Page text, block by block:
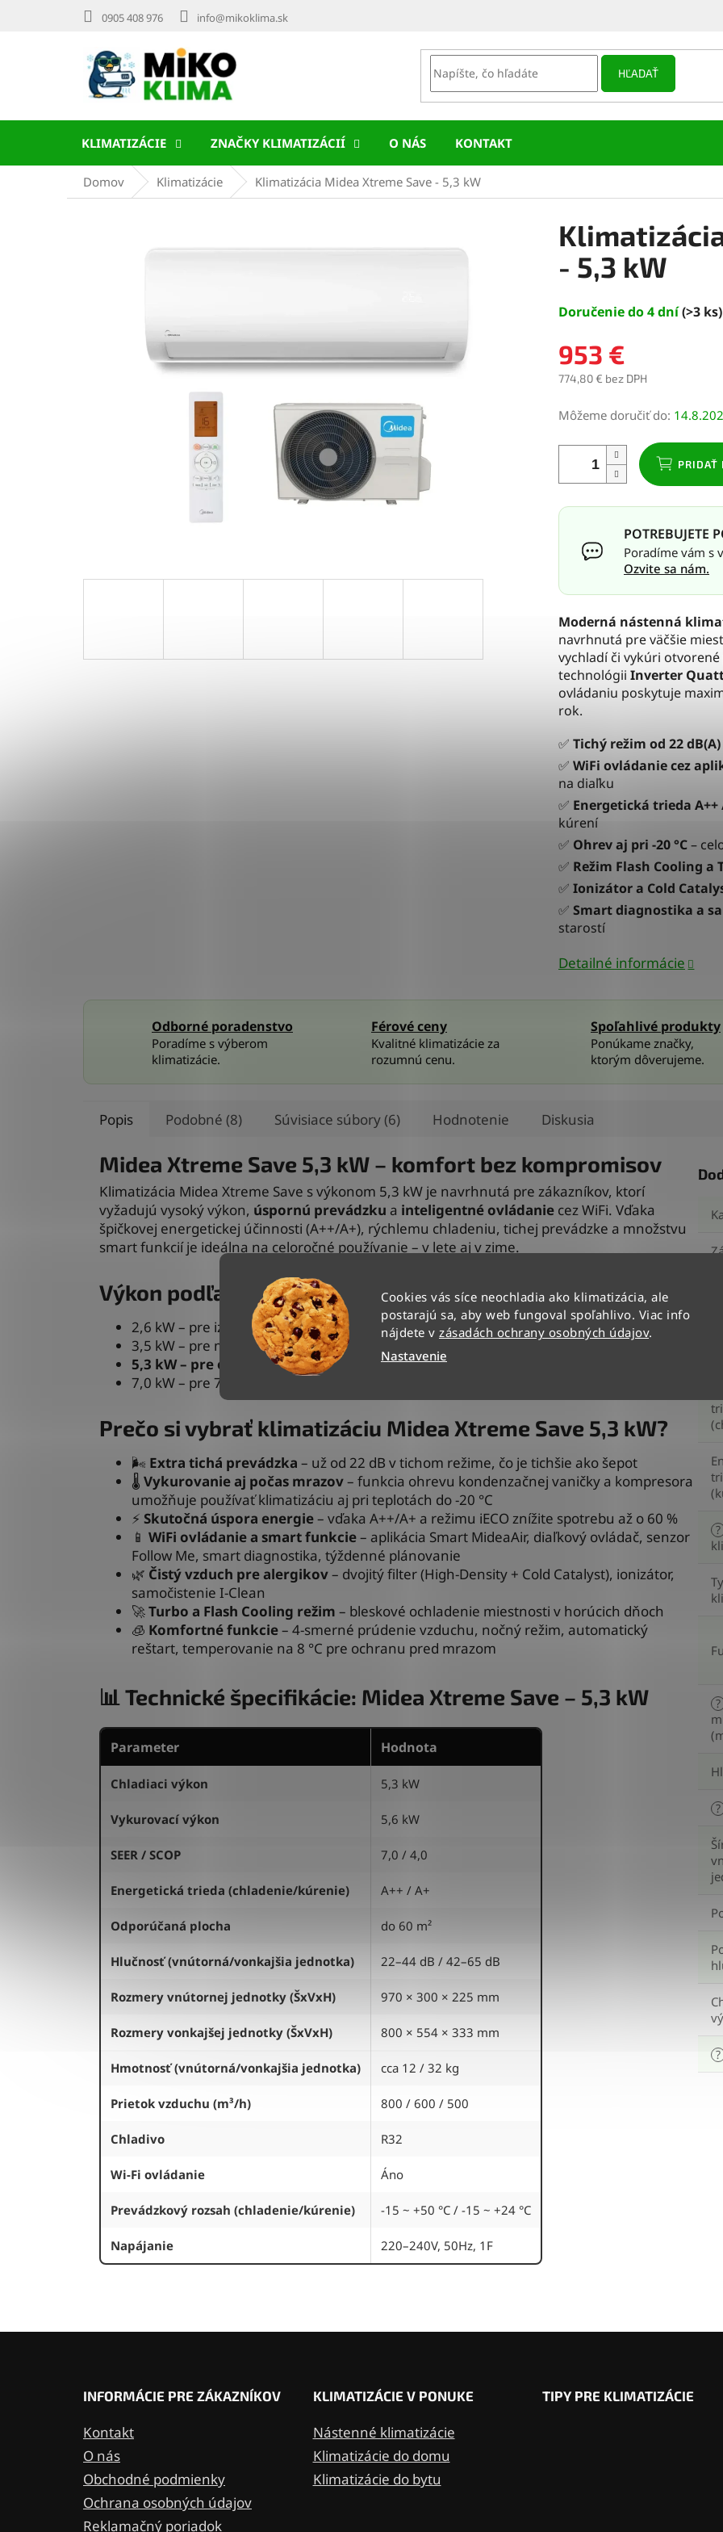
Cookies vás síce neochladia ako klimatizácia, ale
postarajú sa, aby web fungoval spoľahlivo. Viac info
nájdete v zásadách ochrany osobných údajov.
Nastavenie
0905 408 976 info@mikoklima.sk
HĽADAŤ
KLIMATIZÁCIE ZNAČKY KLIMATIZÁCIÍ O NÁS KONTAKT
Domov Klimatizácie Klimatizácia Midea Xtreme Save - 5,3 kW
- 5,3 kW
Doručenie do 4 dní(>3 ks)
953 €
774,80 € bez DPH
cena:
Môžeme doručiť do:
PRIDAŤ
POTREBUJETE
Poradíme vám s
Ozvite sa nám.
Moderná nástenná
navrhnutá pre väčšie
vychladí či vykúri
technológii Inverter
ovládaniu poskytuje
rok.
✅ Tichý režim od 22 dB(A)
✅ WiFi ovládanie cez
na diaľku
✅ Energetická trieda A++
kúrení
✅ Ohrev aj pri -20 °C–
✅ Režim Flash Cooling a
✅ Ionizátor a Cold
✅ Smart diagnostika a
starostí
Detailné informácie
Odborné poradenstvo
Poradíme s výberom
klimatizácie.
Férové ceny
Kvalitné klimatizácie za
rozumnú cenu.
Spoľahlivé produkty
Ponúkame značky,
ktorým dôverujeme.
Popis Podobné (8) Súvisiace súbory (6) Hodnotenie Diskusia
Midea Xtreme Save 5,3 kW – komfort bez kompromisov
Klimatizácia Midea Xtreme Save s výkonom 5,3 kW je navrhnutá pre zákazníkov, ktorí
vyžadujú vysoký výkon, úspornú prevádzku a inteligentné ovládanie cez WiFi. Vďaka
špičkovej energetickej účinnosti (A++/A+), rýchlemu chladeniu, tichej prevádzke a množstvu
smart funkcií je ideálna na celoročné používanie – v lete aj v zime.
Výkon podľa veľkosti miestnosti
2,6 kW – pre izby do 25 m²
3,5 kW – pre miestnosti 30–50 m²
5,3 kW – pre otvorené priestory do 60 m²
7,0 kW – pre 70 m² a viac
Prečo si vybrať klimatizáciu Midea Xtreme Save 5,3 kW?
🌬️ Extra tichá prevádzka – už od 22 dB v tichom režime, čo je tichšie ako šepot
🌡️ Vykurovanie aj počas mrazov– funkcia ohrevu kondenzačnej vaničky a kompresora
umožňuje používať klimatizáciu aj pri teplotách do -20 °C
⚡ Skutočná úspora energie– vďaka A++/A+ a režimu iECO znížite spotrebu až o 60 %
📱 WiFi ovládanie a smart funkcie– aplikácia Smart MideaAir, diaľkový ovládač, senzor
Follow Me, smart diagnostika, týždenné plánovanie
🌿 Čistý vzduch pre alergikov– dvojitý filter (High-Density + Cold Catalyst), ionizátor,
samočistenie I-Clean
🚀Turbo a Flash Cooling režim – bleskové ochladenie miestnosti v horúcich dňoch
🧊 Komfortné funkcie– 4-smerné prúdenie vzduchu, nočný režim, automatický
reštart, temperovanie na 8 °C pre ochranu pred mrazom
📊 Technické špecifikácie: Midea Xtreme Save – 5,3 kW
Parameter Hodnota
Chladiaci výkon 5,3 kW
Vykurovací výkon 5,6 kW
SEER / SCOP 7,0 / 4,0
Energetická trieda (chladenie/kúrenie) A++ / A+
Odporúčaná plocha do 60 m²
Hlučnosť (vnútorná/vonkajšia jednotka) 22–44 dB / 42–65 dB
Rozmery vnútornej jednotky (ŠxVxH) 970 × 300 × 225 mm
Rozmery vonkajšej jednotky (ŠxVxH) 800 × 554 × 333 mm
Hmotnosť (vnútorná/vonkajšia jednotka) cca 12 / 32 kg
Prietok vzduchu (m³/h) 800 / 600 / 500
Chladivo R32
Wi-Fi ovládanie Áno
Prevádzkový rozsah (chladenie/kúrenie) -15 ~ +50 °C / -15 ~ +24 °C
Napájanie 220–240V, 50Hz, 1F
?
?
?
?
INFORMÁCIE PRE ZÁKAZNÍKOV
Kontakt
O nás
Obchodné podmienky
Ochrana osobných údajov
Reklamačný poriadok
KLIMATIZÁCIE V PONUKE
Nástenné klimatizácie
Klimatizácie do domu
Klimatizácie do bytu
TIPY PRE KLIMATIZÁCIE